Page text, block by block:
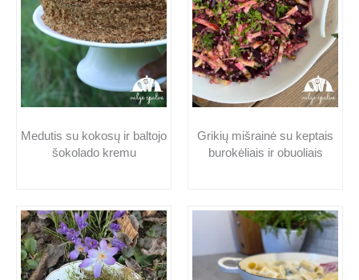
Medutis su kokosų ir baltojo
šokolado kremu
Grikių mišrainė su keptais
burokėliais ir obuoliais